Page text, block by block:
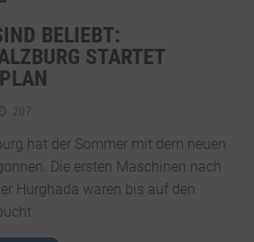
BELIEBT:
STARTET
207
hat der Sommer mit dem neuen
Die ersten Maschinen nach
Hurghada waren bis auf den